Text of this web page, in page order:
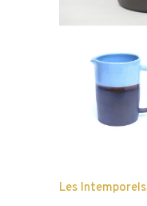
Les Intemporels